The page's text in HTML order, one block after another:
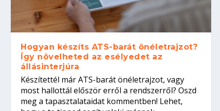
Hogyan készíts ATS-barát önéletrajzot?
Így növelheted az esélyedet az
állásinterjúra
Készítettél már ATS-barát önéletrajzot, vagy
most hallottál először erről a rendszerről? Oszd
meg a tapasztalataidat kommentben! Lehet,